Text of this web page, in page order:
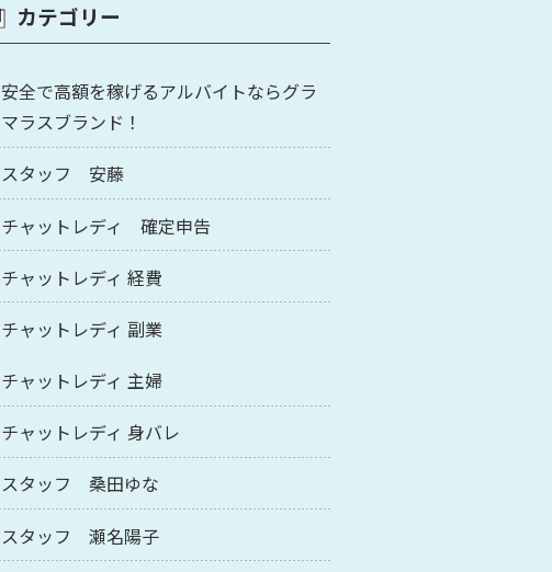
カテゴリー
安全で高額を稼げるアルバイトならグラ
マラスブランド！
スタッフ 安藤
チャットレディ 確定申告
チャットレディ 経費
チャットレディ 副業
チャットレディ 主婦
チャットレディ 身バレ
スタッフ 桑田ゆな
スタッフ 瀬名陽子